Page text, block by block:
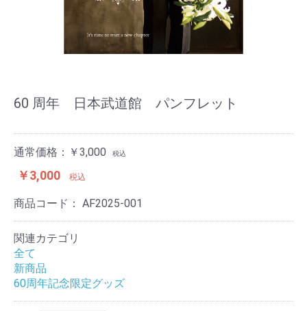
60 周年 日本武道館 パンフレット
通常価格：￥3,000 税込
￥3,000 税込
商品コード： AF2025-001
関連カテゴリ
全て
新商品
60周年記念限定グッズ